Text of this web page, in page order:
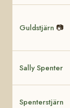
Guldstjärn 📷
Sally Spenter
Spenterstjärn